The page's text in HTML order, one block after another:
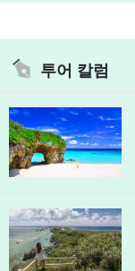
투어 칼럼